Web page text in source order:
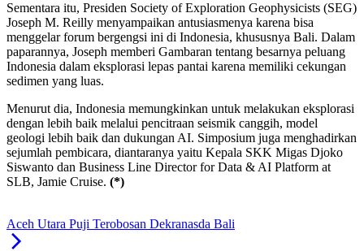
Sementara itu, Presiden Society of Exploration Geophysicists (SEG)
Joseph M. Reilly menyampaikan antusiasmenya karena bisa
menggelar forum bergengsi ini di Indonesia, khususnya Bali. Dalam
paparannya, Joseph memberi Gambaran tentang besarnya peluang
Indonesia dalam eksplorasi lepas pantai karena memiliki cekungan
sedimen yang luas.
Menurut dia, Indonesia memungkinkan untuk melakukan eksplorasi
dengan lebih baik melalui pencitraan seismik canggih, model
geologi lebih baik dan dukungan AI. Simposium juga menghadirkan
sejumlah pembicara, diantaranya yaitu Kepala SKK Migas Djoko
Siswanto dan Business Line Director for Data & AI Platform at
SLB, Jamie Cruise. (*)
Aceh Utara Puji Terobosan Dekranasda Bali